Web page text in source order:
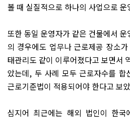
볼 때 실질적으로 하나의 사업으로
또한 동일 운영자가 같은 건물에서
의 경우에도 업무나 근로제공 장소
태관리도 같이 이루어졌다고 보면서
았는데, 두 사례 모두 근로자수를 합
근로기준법이 적용되어야 한다고 보
심지어 최근에는 해외 법인이 한국